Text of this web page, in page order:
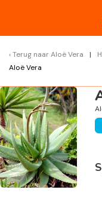
Terug naarAloë Vera
Aloë Vera